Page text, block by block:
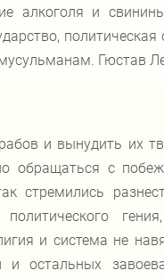
алкоголя и
Гюстав
и вынудить их
обращаться с
стремились
и система не
и остальных